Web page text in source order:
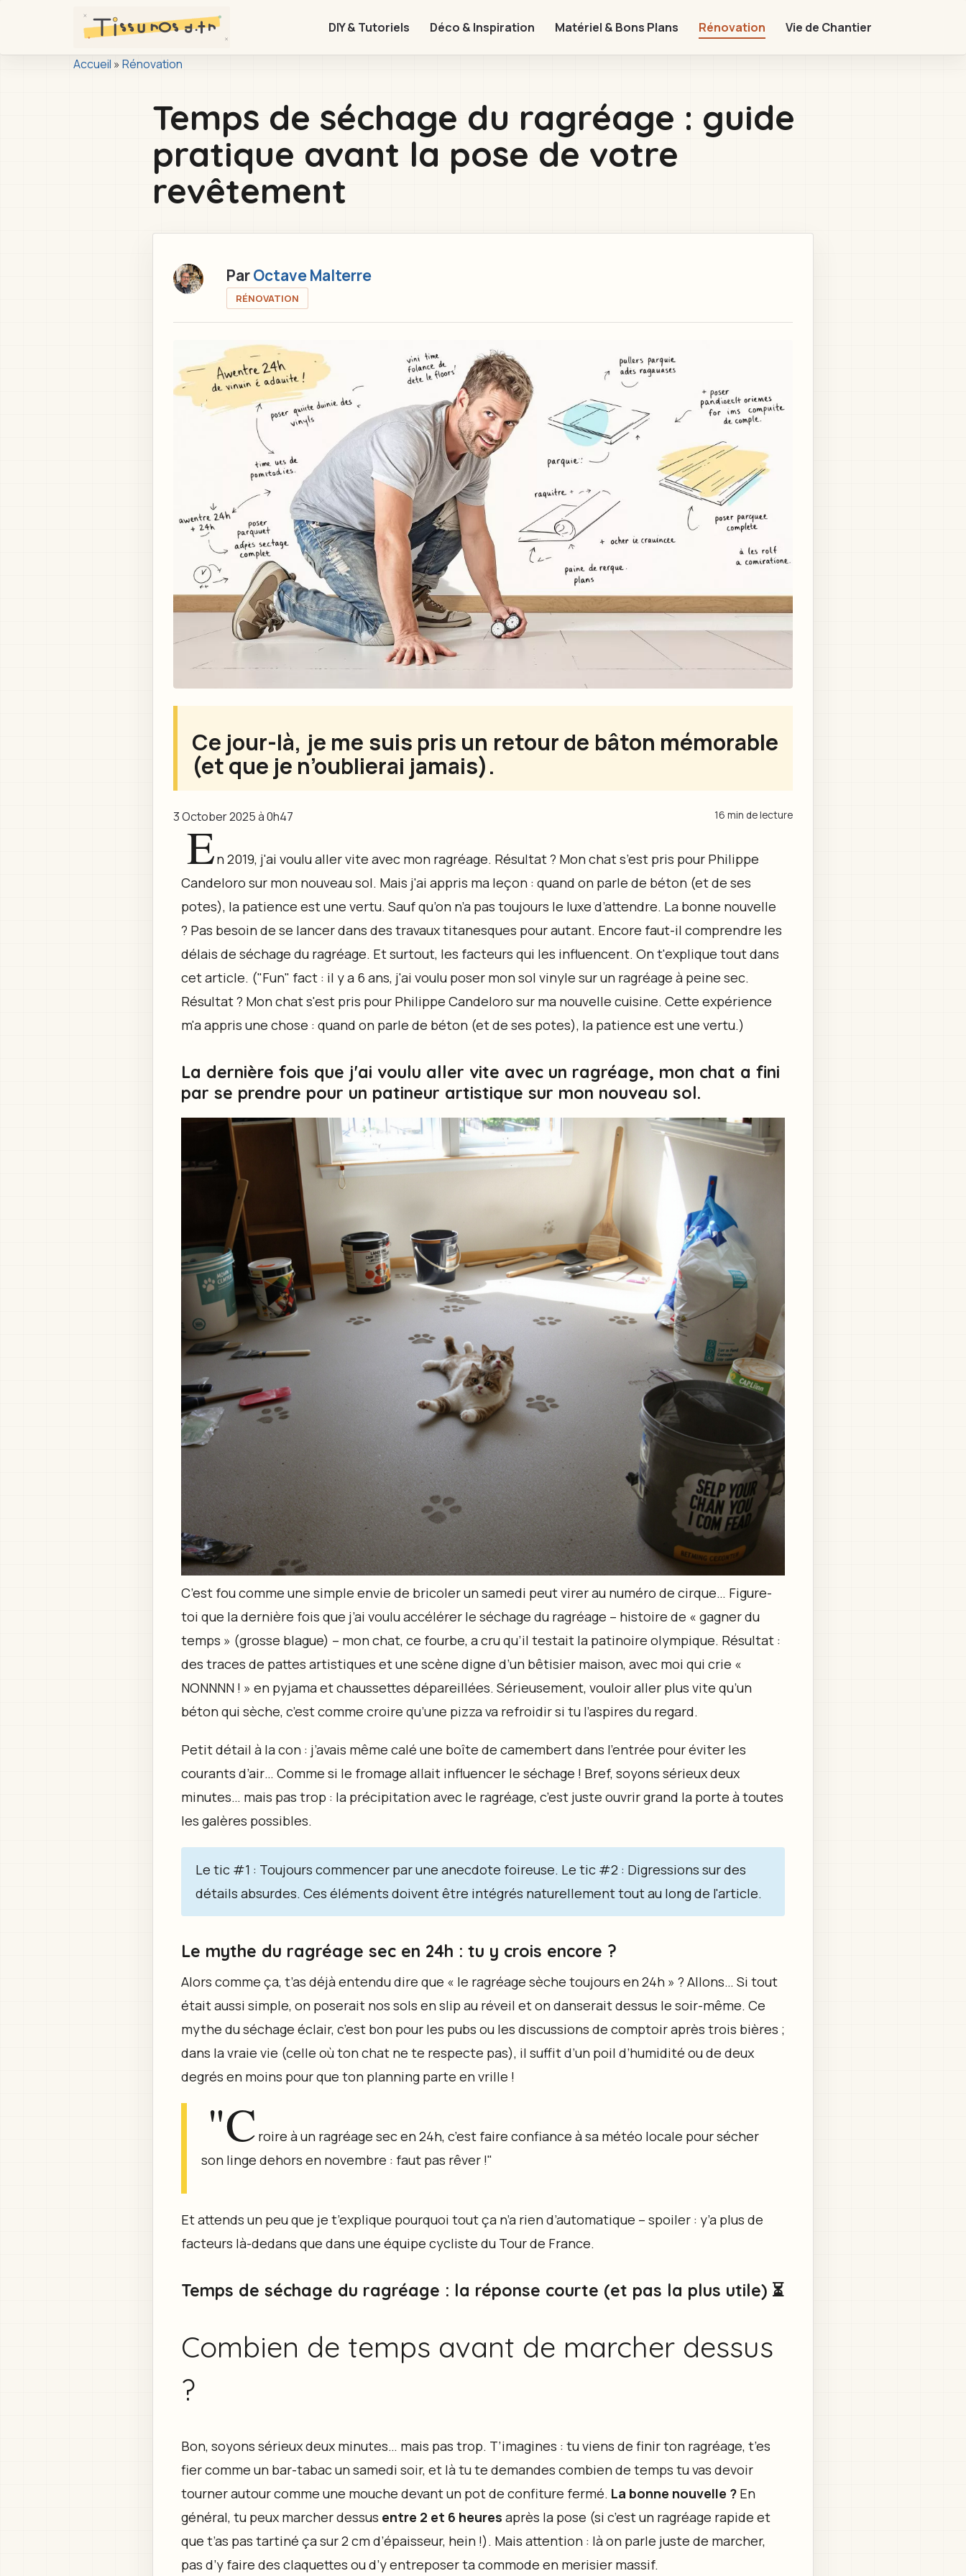
DIY & Tutoriels Déco & Inspiration Matériel & Bons Plans Rénovation Vie de Chantier
You
Accueil »Rénovation
Temps de séchage du ragréage : guide
pratique avant la pose de votre
revêtement
ParOctave Malterre
RÉNOVATION
Ce jour-là, je me suis pris un retour de bâton mémorable
(et que je n’oublierai jamais).
3 October 2025 à 0h47 16 min de lecture
En 2019, j'ai voulu aller vite avec mon ragréage. Résultat ? Mon chat s’est pris pour Philippe
Candeloro sur mon nouveau sol. Mais j'ai appris ma leçon : quand on parle de béton (et de ses
potes), la patience est une vertu. Sauf qu’on n’a pas toujours le luxe d’attendre. La bonne nouvelle
? Pas besoin de se lancer dans des travaux titanesques pour autant. Encore faut-il comprendre les
délais de séchage du ragréage. Et surtout, les facteurs qui les influencent. On t'explique tout dans
cet article. ("Fun" fact : il y a 6 ans, j'ai voulu poser mon sol vinyle sur un ragréage à peine sec.
Résultat ? Mon chat s'est pris pour Philippe Candeloro sur ma nouvelle cuisine. Cette expérience
m'a appris une chose : quand on parle de béton (et de ses potes), la patience est une vertu.)
La dernière fois que j'ai voulu aller vite avec un ragréage, mon chat a fini
par se prendre pour un patineur artistique sur mon nouveau sol.
C’est fou comme une simple envie de bricoler un samedi peut virer au numéro de cirque… Figure-
toi que la dernière fois que j’ai voulu accélérer le séchage du ragréage – histoire de « gagner du
temps » (grosse blague) – mon chat, ce fourbe, a cru qu’il testait la patinoire olympique. Résultat :
des traces de pattes artistiques et une scène digne d’un bêtisier maison, avec moi qui crie «
NONNNN ! » en pyjama et chaussettes dépareillées. Sérieusement, vouloir aller plus vite qu’un
béton qui sèche, c’est comme croire qu’une pizza va refroidir si tu l’aspires du regard.
Petit détail à la con : j’avais même calé une boîte de camembert dans l’entrée pour éviter les
courants d’air… Comme si le fromage allait influencer le séchage ! Bref, soyons sérieux deux
minutes… mais pas trop : la précipitation avec le ragréage, c’est juste ouvrir grand la porte à toutes
les galères possibles.
Le tic #1 : Toujours commencer par une anecdote foireuse. Le tic #2 : Digressions sur des
détails absurdes. Ces éléments doivent être intégrés naturellement tout au long de l'article.
Le mythe du ragréage sec en 24h : tu y crois encore ?
Alors comme ça, t’as déjà entendu dire que « le ragréage sèche toujours en 24h » ? Allons… Si tout
était aussi simple, on poserait nos sols en slip au réveil et on danserait dessus le soir-même. Ce
mythe du séchage éclair, c’est bon pour les pubs ou les discussions de comptoir après trois bières ;
dans la vraie vie (celle où ton chat ne te respecte pas), il suffit d’un poil d’humidité ou de deux
degrés en moins pour que ton planning parte en vrille !
"C roire à un ragréage sec en 24h, c’est faire confiance à sa météo locale pour sécher
son linge dehors en novembre : faut pas rêver !"
Et attends un peu que je t’explique pourquoi tout ça n’a rien d’automatique – spoiler : y’a plus de
facteurs là-dedans que dans une équipe cycliste du Tour de France.
Temps de séchage du ragréage : la réponse courte (et pas la plus utile) ⏳
Combien de temps avant de marcher dessus
?
Bon, soyons sérieux deux minutes… mais pas trop. T’imagines : tu viens de finir ton ragréage, t’es
fier comme un bar-tabac un samedi soir, et là tu te demandes combien de temps tu vas devoir
tourner autour comme une mouche devant un pot de confiture fermé. La bonne nouvelle ?En
général, tu peux marcher dessus entre 2 et 6 heures après la pose (si c’est un ragréage rapide et
que t’as pas tartiné ça sur 2 cm d’épaisseur, hein !). Mais attention : là on parle juste de marcher,
pas d’y faire des claquettes ou d’y entreposer ta commode en merisier massif.